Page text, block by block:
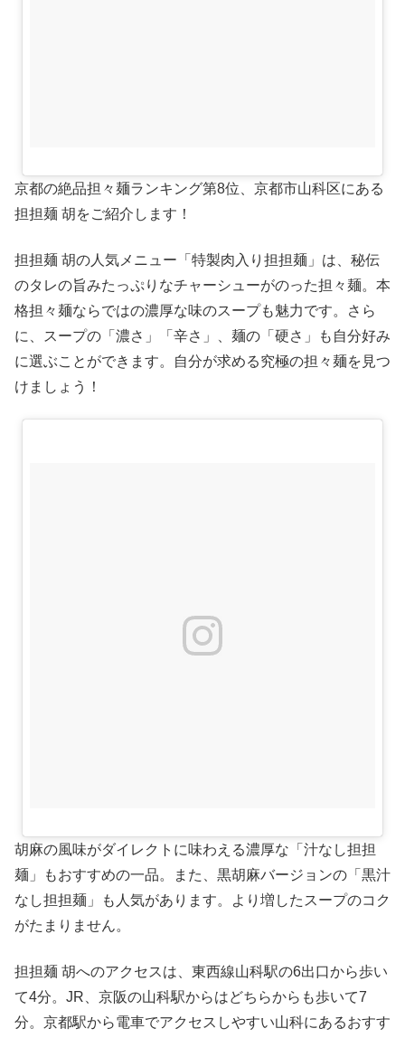
京都の絶品担々麺ランキング第8位、京都市山科区にある
担担麺 胡をご紹介します！
担担麺 胡の人気メニュー「特製肉入り担担麺」は、秘伝
のタレの旨みたっぷりなチャーシューがのった担々麺。本
格担々麺ならではの濃厚な味のスープも魅力です。さら
に、スープの「濃さ」「辛さ」、麺の「硬さ」も自分好み
に選ぶことができます。自分が求める究極の担々麺を見つ
けましょう！
胡麻の風味がダイレクトに味わえる濃厚な「汁なし担担
麺」もおすすめの一品。また、黒胡麻バージョンの「黒汁
なし担担麺」も人気があります。より増したスープのコク
がたまりません。
担担麺 胡へのアクセスは、東西線山科駅の6出口から歩い
て4分。JR、京阪の山科駅からはどちらからも歩いて7
分。京都駅から電車でアクセスしやすい山科にあるおすす